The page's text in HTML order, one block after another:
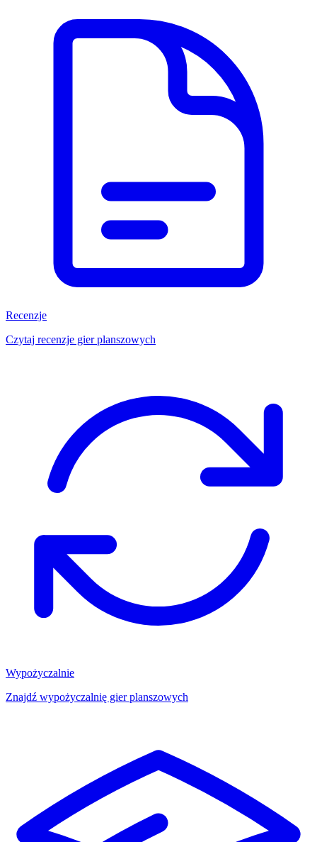
Recenzje
Czytaj recenzje gier planszowych
Wypożyczalnie
Znajdź wypożyczalnię gier planszowych